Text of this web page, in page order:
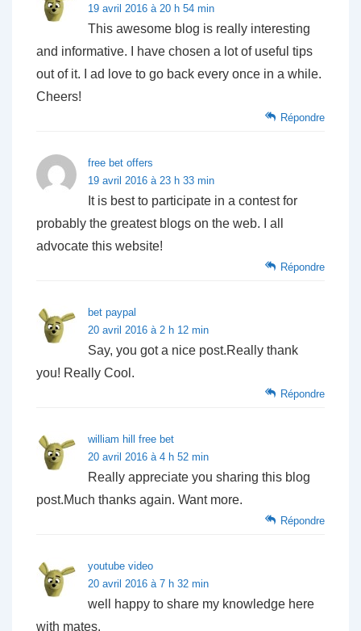
19 avril 2016 à 20 h 54 min
This awesome blog is really interesting
and informative. I have chosen a lot of useful tips
out of it. I ad love to go back every once in a while.
Cheers!
Répondre
free bet offers
19 avril 2016 à 23 h 33 min
It is best to participate in a contest for
probably the greatest blogs on the web. I all
advocate this website!
Répondre
bet paypal
20 avril 2016 à 2 h 12 min
Say, you got a nice post.Really thank
you! Really Cool.
Répondre
william hill free bet
20 avril 2016 à 4 h 52 min
Really appreciate you sharing this blog
post.Much thanks again. Want more.
Répondre
youtube video
20 avril 2016 à 7 h 32 min
well happy to share my knowledge here
with mates.